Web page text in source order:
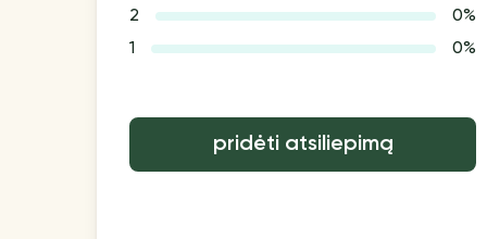
2
0%
1
0%
pridėti atsiliepimą